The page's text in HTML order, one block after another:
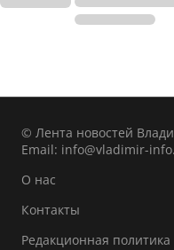
© Лента новостей
Email: info@vladimir-
О нас
Контакты
Редакционная политика